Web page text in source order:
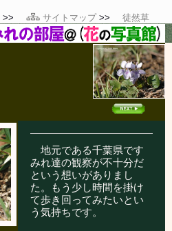
サイトマップ
徒然草
地元である千葉県です
みれ達の観察が不十分だ
という想いがありまし
た。もう少し時間を掛け
て歩き回ってみたいとい
う気持ちです。